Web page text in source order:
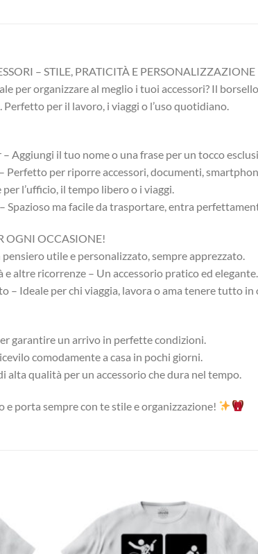
– STILE, PRATICITÀ E PERSONALIZZAZIONE
per organizzare al meglio i tuoi accessori? Il
per il lavoro, i viaggi o l’uso quotidiano.
Aggiungi il tuo nome o una frase per un tocco
Perfetto per riporre accessori, documenti,
l’ufficio, il tempo libero o i viaggi.
Spazioso ma facile da trasportare, entra
OGNI OCCASIONE!
utile e personalizzato, sempre apprezzato.
e altre ricorrenze – Un accessorio pratico ed elegante.
– Ideale per chi viaggia, lavora o ama tenere tutto in
garantire un arrivo in perfette condizioni.
comodamente a casa in pochi giorni.
alta qualità per un accessorio che dura nel tempo.
e porta sempre con te stile e organizzazione!